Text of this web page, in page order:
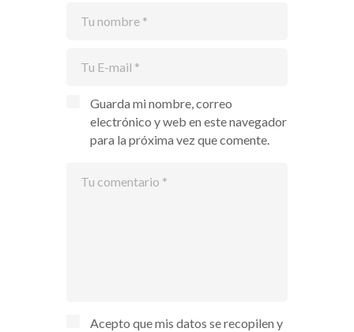
Guarda mi nombre, correo
electrónico y web en este navegador
para la próxima vez que comente.
Acepto que mis datos se recopilen y